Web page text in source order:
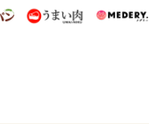
し うまいパン うまい肉